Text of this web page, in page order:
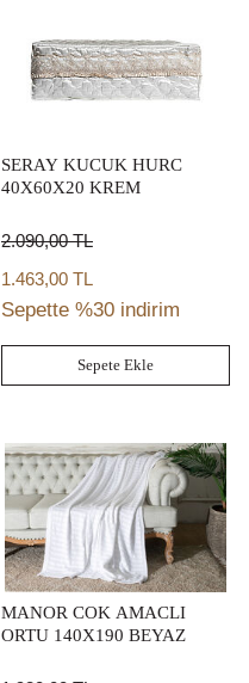
SERAY KUCUK HURC
40X60X20 KREM
2.090,00TL
1.463,00 TL
Sepette %30 indirim
Sepete Ekle
MANOR COK AMACLI
ORTU 140X190 BEYAZ